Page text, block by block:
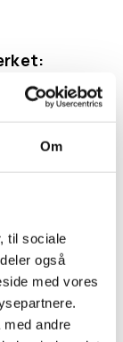
Om
til sociale
også
med vores
andre
hvordan